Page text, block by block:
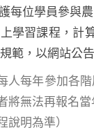
每位學員參與
學習課程，計
範，以網站公
每人每年參加各
將無法再報名
說明為準）